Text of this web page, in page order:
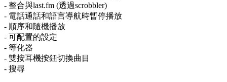
- 整合與last.fm (透過scrobbler)
- 電話通話和語言導航時暫停播放
- 順序和隨機播放
- 可配置的設定
- 等化器
- 雙按耳機按鈕切換曲目
- 搜尋